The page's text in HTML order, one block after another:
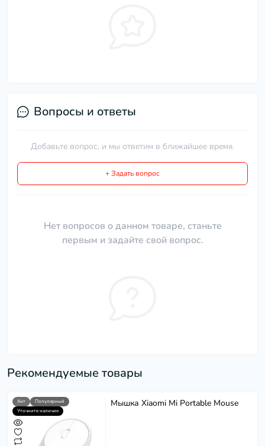
Вопросы и ответы
Добавьте вопрос, и мы ответим в ближайшее время.
+ Задать вопрос
Нет вопросов о данном товаре, станьте
первым и задайте свой вопрос.
Рекомендуемые товары
Хит
Популярный
Уточните наличие
Мышка Xiaomi Mi Portable Mouse